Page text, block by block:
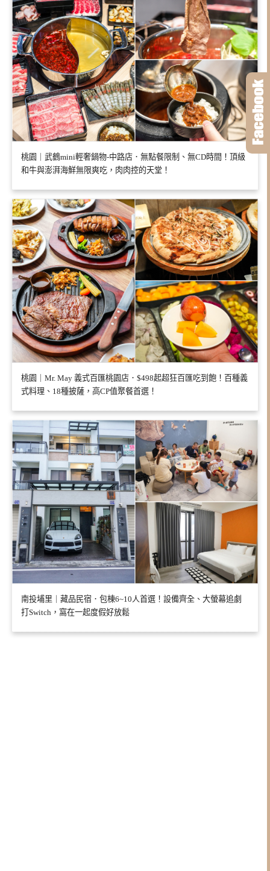
桃園｜武鶴mini輕奢鍋物-中路店．無點餐限制、無CD時間！頂級
和牛與澎湃海鮮無限爽吃，肉肉控的天堂！
桃園｜Mr. May 義式百匯桃園店．$498起超狂百匯吃到飽！百種義
式料理、18種披薩，高CP值聚餐首選！
南投埔里｜藏品民宿．包棟6~10人首選！設備齊全、大螢幕追劇
打Switch，窩在一起度假好放鬆